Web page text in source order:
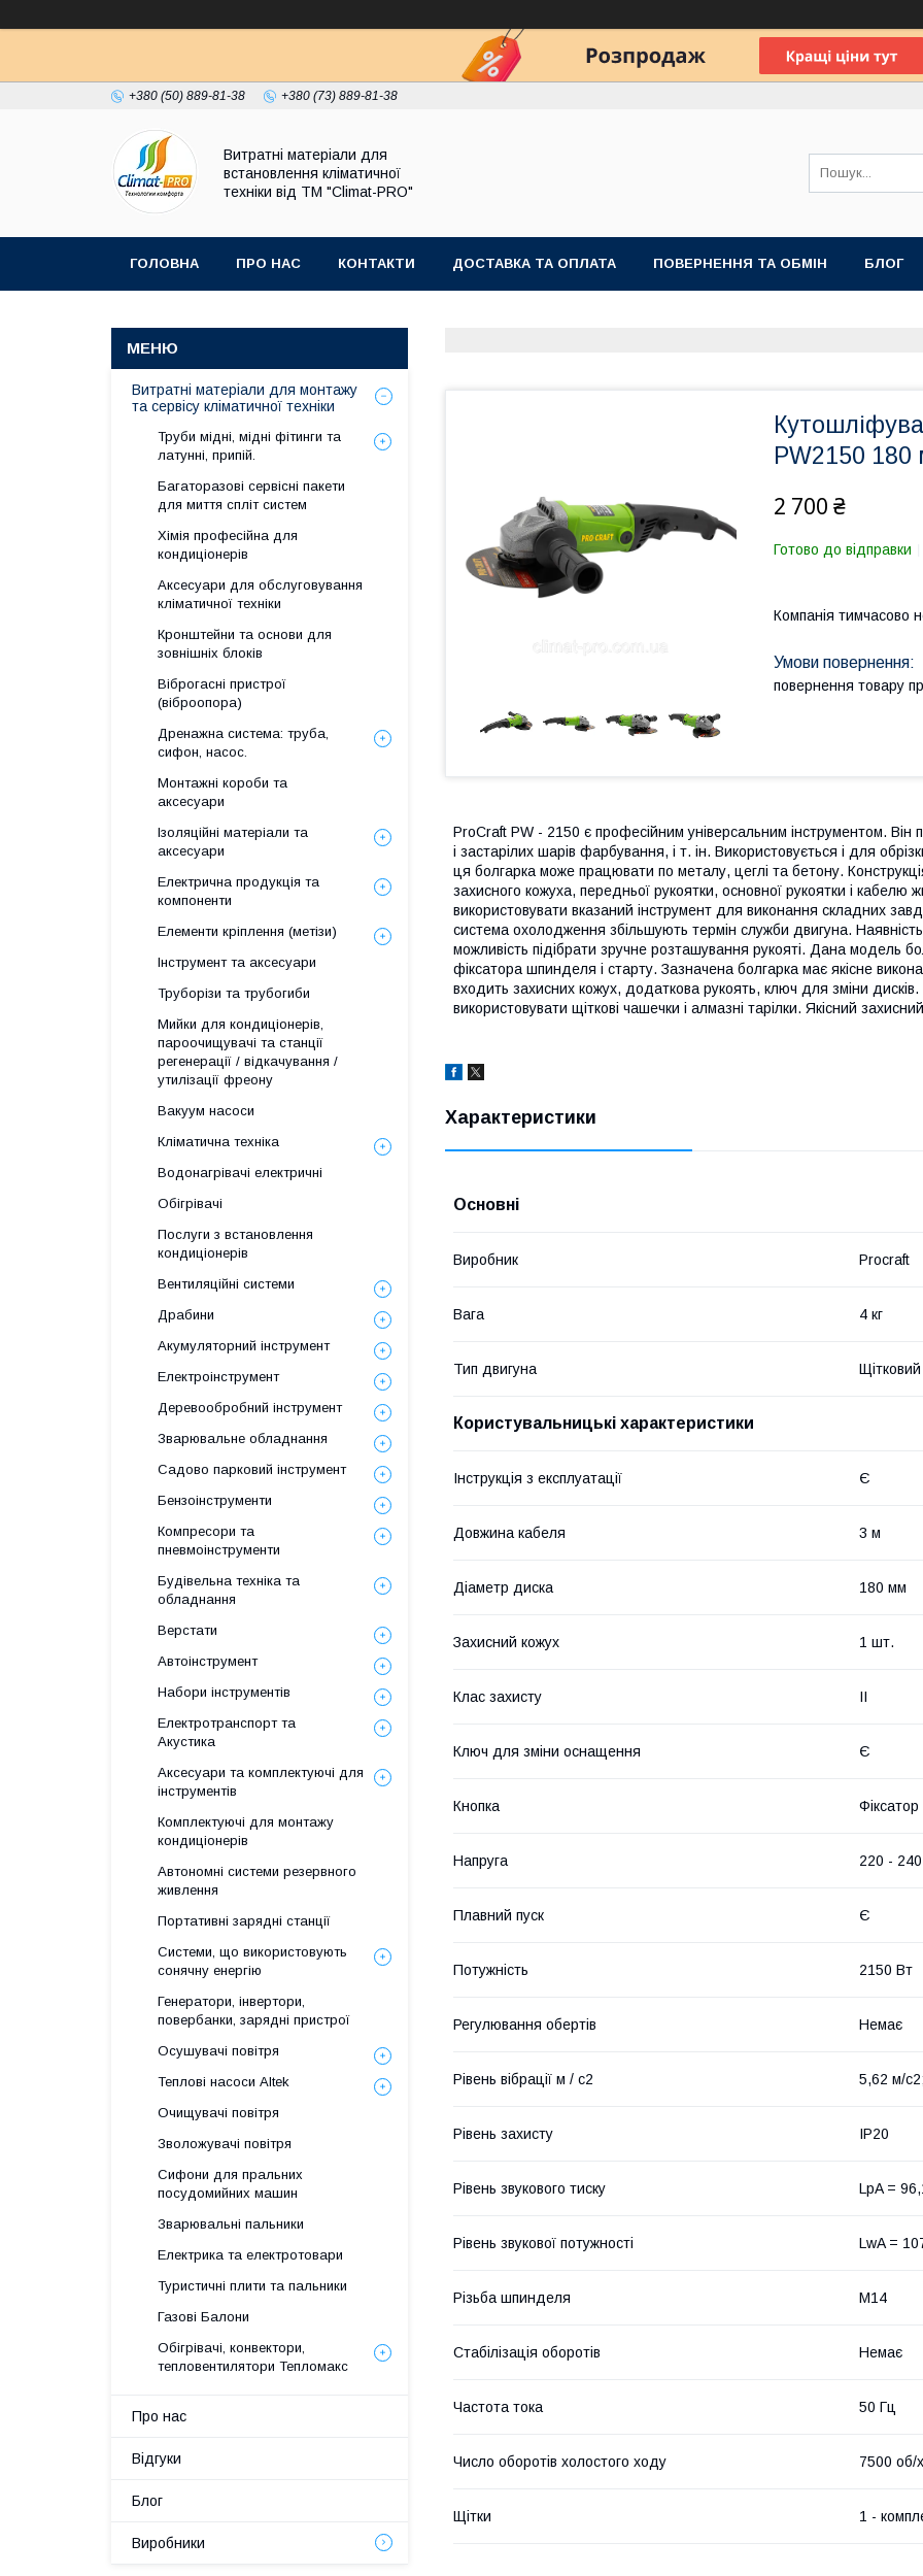
+380 (50) 889-81-38 +380 (73) 889-81-38
Витратні матеріали для
встановлення кліматичної
техніки від ТМ "Climat-PRO"
ГОЛОВНА ПРО НАС КОНТАКТИ ДОСТАВКА ТА ОПЛАТА ПОВЕРНЕННЯ ТА ОБМІН БЛОГ
PW2150 180
2 700 ₴
Готово до відправки
Компанія тимчасово
повернення товару
ProCraft PW - 2150 є професійним універсальним інструментом. Він
і застарілих шарів фарбування, і т. ін. Використовується і для
ця болгарка може працювати по металу, цеглі та бетону.
захисного кожуха, передньої рукоятки, основної рукоятки і
використовувати вказаний інструмент для виконання складних
система охолодження збільшують термін служби двигуна.
можливість підібрати зручне розташування рукояті. Дана модель
фіксатора шпинделя і старту. Зазначена болгарка має якісне
входить захисних кожух, додаткова рукоять, ключ для зміни
використовувати щіткові чашечки і алмазні тарілки. Якісний
Характеристики
Основні
Виробник Procraft
Вага 4 кг
Тип двигуна Щітковий
Користувальницькі характеристики
Інструкція з експлуатації Є
Довжина кабеля 3 м
Діаметр диска 180 мм
Захисний кожух 1 шт.
Клас захисту II
Ключ для зміни оснащення Є
Кнопка Фіксатор
Напруга 220 -
Плавний пуск Є
Потужність 2150 Вт
Регулювання обертів Немає
Рівень вібрації м / с2 5,62 м/
Рівень захисту IP20
Рівень звукового тиску LpA =
Рівень звукової потужності LwA =
Різьба шпинделя М14
Стабілізація оборотів Немає
Частота тока 50 Гц
Число оборотів холостого ходу 7500 об/
Щітки 1 -
Витратні матеріали для монтажу
та сервісу кліматичної техніки
Труби мідні, мідні фітинги та
латунні, припій.
Багаторазові сервісні пакети
для миття спліт систем
Хімія професійна для
кондиціонерів
Аксесуари для обслуговування
кліматичної техніки
Кронштейни та основи для
зовнішніх блоків
Віброгасні пристрої
(віброопора)
Дренажна система: труба,
сифон, насос.
Монтажні короби та
аксесуари
Ізоляційні матеріали та
аксесуари
Електрична продукція та
компоненти
Елементи кріплення (метізи)
Інструмент та аксесуари
Труборізи та трубогиби
Мийки для кондиціонерів,
пароочищувачі та станції
регенерації / відкачування /
утилізації фреону
Вакуум насоси
Кліматична техніка
Водонагрівачі електричні
Обігрівачі
Послуги з встановлення
кондиціонерів
Вентиляційні системи
Драбини
Акумуляторний інструмент
Електроінструмент
Деревообробний інструмент
Зварювальне обладнання
Садово парковий інструмент
Бензоінструменти
Компресори та
пневмоінструменти
Будівельна техніка та
обладнання
Верстати
Автоінструмент
Набори інструментів
Електротранспорт та
Акустика
Аксесуари та комплектуючі для
інструментів
Комплектуючі для монтажу
кондиціонерів
Автономні системи резервного
живлення
Портативні зарядні станції
Системи, що використовують
сонячну енергію
Генератори, інвертори,
повербанки, зарядні пристрої
Осушувачі повітря
Теплові насоси Altek
Очищувачі повітря
Зволожувачі повітря
Сифони для пральних
посудомийних машин
Зварювальні пальники
Електрика та електротовари
Туристичні плити та пальники
Газові Балони
Обігрівачі, конвектори,
тепловентилятори Тепломакс
Про нас
Відгуки
Блог
Виробники